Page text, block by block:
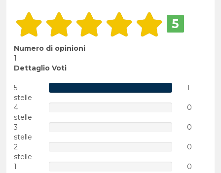
5
Numero di opinioni
1
Dettaglio Voti
5
stelle
1
4
stelle
0
3
stelle
0
2
stelle
0
1
0